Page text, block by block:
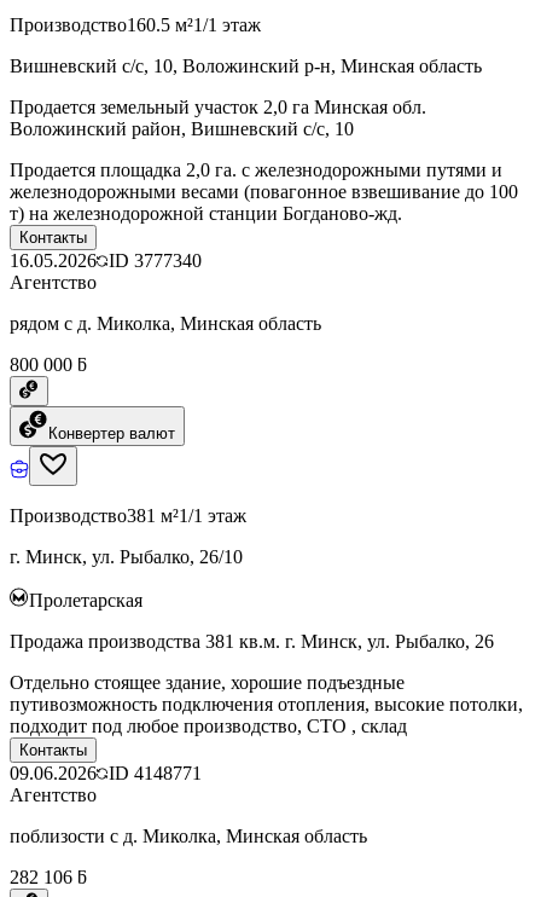
Производство160.5 м²1/1 этаж
Вишневский с/с, 10, Воложинский р-н, Минская область
Продается земельный участок 2,0 га Минская обл.
Воложинский район, Вишневский с/с, 10
Продается площадка 2,0 га. с железнодорожными путями и
железнодорожными весами (повагонное взвешивание до 100
т) на железнодорожной станции Богданово-жд.
Контакты
16.05.2026 ID 3777340
Агентство
рядом с д. Миколка, Минская область
800 000 ƃ
Конвертер валют
Производство381 м²1/1 этаж
г. Минск, ул. Рыбалко, 26/10
Пролетарская
Продажа производства 381 кв.м. г. Минск, ул. Рыбалко, 26
Отдельно стоящее здание, хорошие подъездные
путивозможность подключения отопления, высокие потолки,
подходит под любое производство, СТО , склад
Контакты
09.06.2026 ID 4148771
Агентство
поблизости с д. Миколка, Минская область
282 106 ƃ